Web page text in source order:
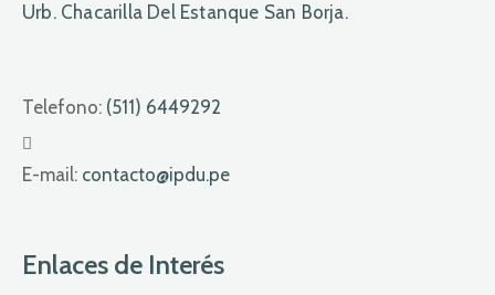
Urb. Chacarilla Del Estanque San Borja.
Telefono: (511) 6449292
E-mail: contacto@ipdu.pe
Enlaces de Interés